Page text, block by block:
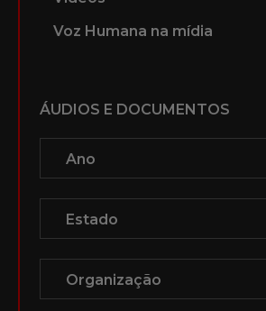
Voz Humana na mídia
ÁUDIOS E DOCUMENTOS